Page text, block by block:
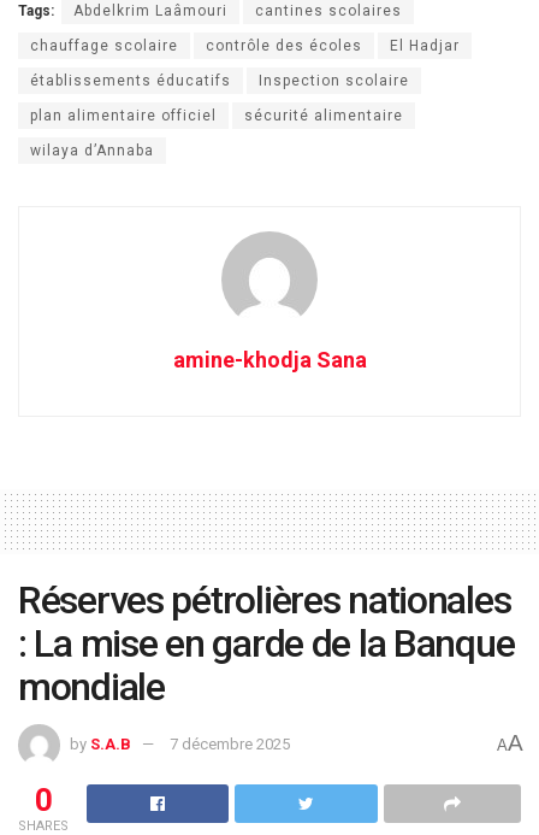
Tags: Abdelkrim Laâmouri cantines scolaires
chauffage scolaire contrôle des écoles El Hadjar
établissements éducatifs Inspection scolaire
plan alimentaire officiel sécurité alimentaire
wilaya d’Annaba
amine-khodja Sana
Réserves pétrolières nationales
: La mise en garde de la Banque
mondiale
by S.A.B 7 décembre 2025 AA
0
SHARES